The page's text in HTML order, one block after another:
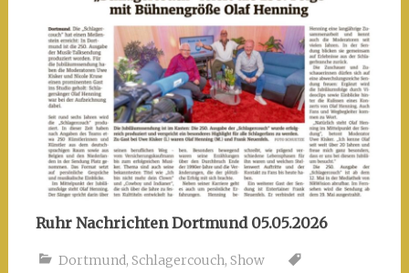
Ruhr Nachrichten Dortmund 05.05.2026
Dortmund, Schlagercouch, Show